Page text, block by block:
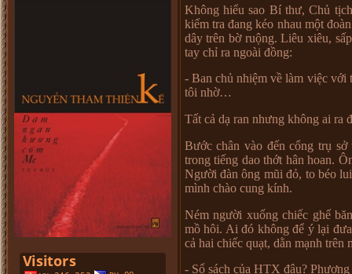
Không hiểu sao Bí thư, Chủ tị
kiểm tra đang kéo nhau một
dây trên bờruộng. Liêu xiêu, sấ
tay chỉra ngoài đồng:
- Ban chủnhiệm về làm việc với
tôi nhờ…
Tất cả dạ ran nhưng không ai ra đ
Bước chân vào đến cổng trụ sở
trong tiếng dao thớt hân hoan.
Người đàn ông mũi đỏ, to béo
mình chào cung kính.
Ném người xuống chiếc ghế
mồhôi. Ai đó không để ý lại đư
cả hai chiếc quạt, dằn mạnh trên
- Sổsách của HTX đâu? Phương